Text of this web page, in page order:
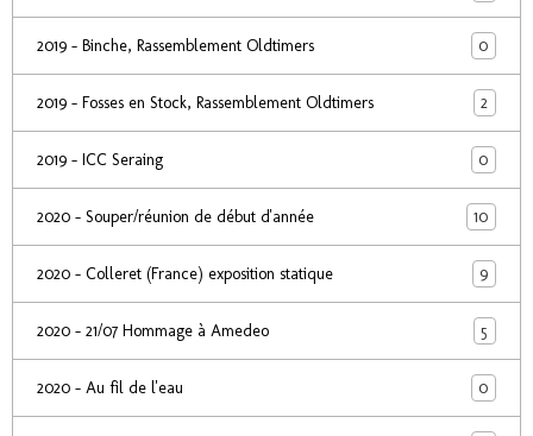
2019 - Binche, Rassemblement Oldtimers 0
2019 - Fosses en Stock, Rassemblement Oldtimers 2
2019 - ICC Seraing 0
2020 - Souper/réunion de début d'année 10
2020 - Colleret (France) exposition statique 9
2020 - 21/07 Hommage à Amedeo 5
2020 - Au fil de l'eau 0